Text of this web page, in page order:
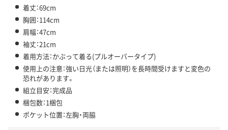
着丈：69cm
胸囲：114cm
肩幅：47cm
袖丈：21cm
着用方法：かぶって着る(プルオーバータイプ)
使用上の注意：強い日光（または照明）を長時間受けますと変色の
恐れがあります。
組立目安：完成品
梱包数：1梱包
ポケット位置：左胸・両脇